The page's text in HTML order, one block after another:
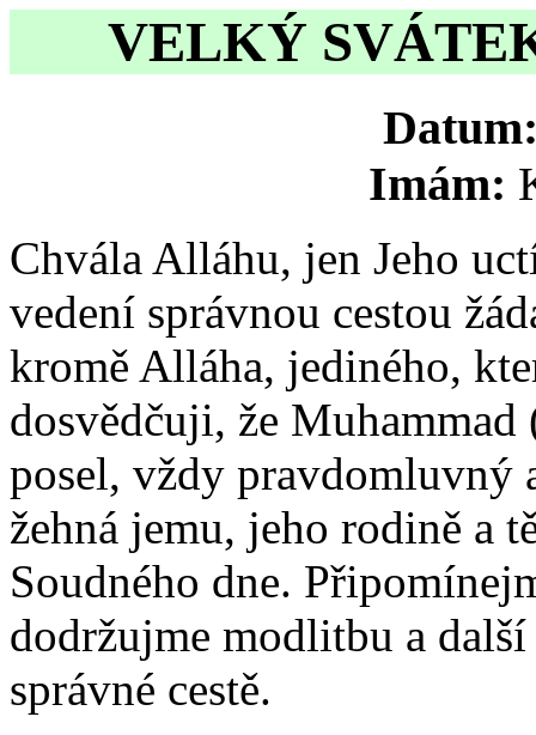
VELKÝ
Imám:
Chvála Alláhu, jen Jeho
vedení správnou cestou
kromě Alláha, jediného,
dosvědčuji, že
posel, vždy
žehná jemu, jeho rodině a
Soudného dne.
dodržujme modlitbu a
správné cestě.